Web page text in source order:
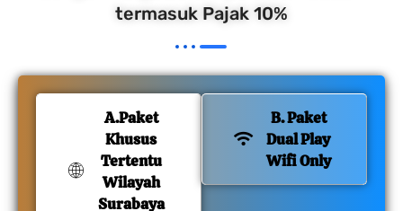
termasuk Pajak 10%
A.Paket
Khusus
Tertentu
Wilayah
Surabaya
B. Paket
Dual Play
Wifi Only